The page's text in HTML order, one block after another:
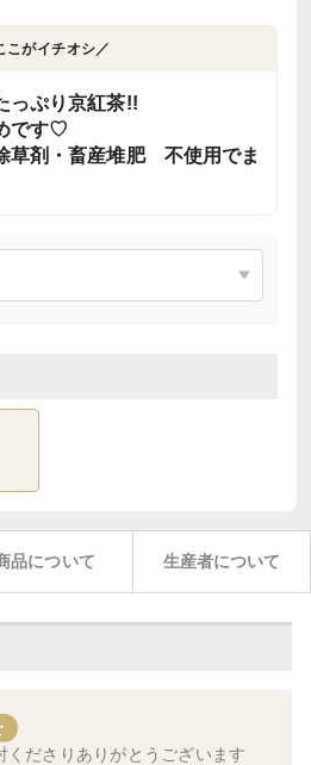
こがイチオシ／
っぷり京紅茶!!
です♡
草剤・畜産堆肥 不使用でま
品について 生産者について
くださりありがとうございます